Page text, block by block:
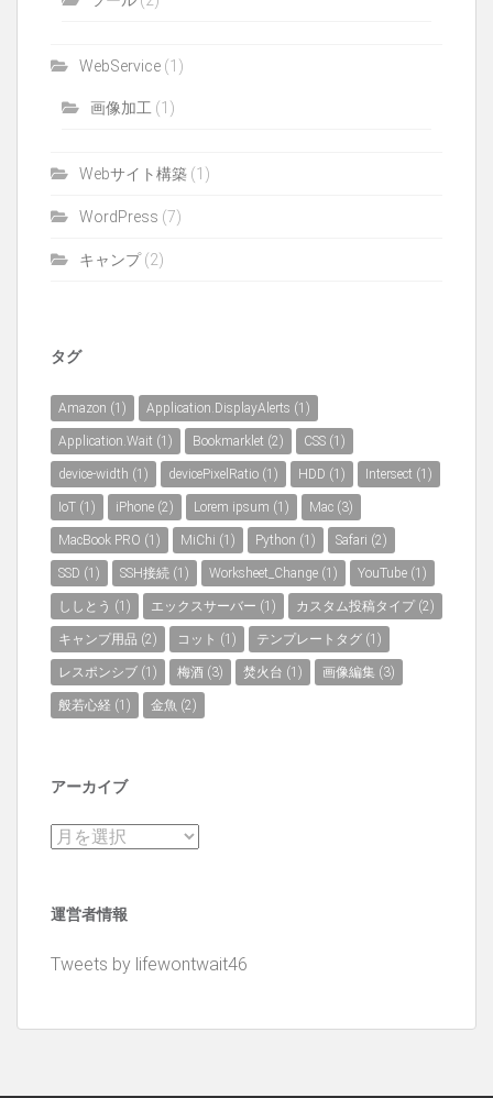
WebService (1)
画像加工 (1)
Webサイト構築 (1)
WordPress (7)
キャンプ(2)
タグ
Amazon (1) Application.DisplayAlerts (1)
Application.Wait (1) Bookmarklet (2) CSS (1)
device-width (1) devicePixelRatio (1) HDD (1) Intersect (1)
IoT (1) iPhone (2) Lorem ipsum (1) Mac (3)
MacBook PRO (1) MiChi (1) Python (1) Safari (2)
SSD (1) SSH接続 (1) Worksheet_Change (1) YouTube (1)
ししとう (1) エックスサーバー (1) カスタム投稿タイプ (2)
キャンプ用品 (2) コット (1) テンプレートタグ (1)
レスポンシブ (1) 梅酒 (3) 焚火台 (1) 画像編集 (3)
般若心経 (1) 金魚 (2)
アーカイブ
ア
イ
運営者情報
Tweets by lifewontwait46